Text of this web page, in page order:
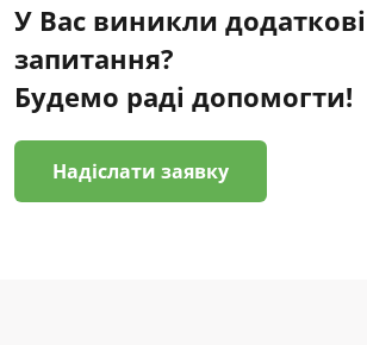
У Вас виникли додаткові
запитання?
Будемо раді допомогти!
Надіслати заявку